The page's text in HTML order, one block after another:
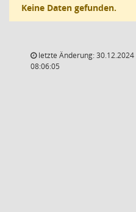
Keine Daten gefunden.
letzte Änderung: 30.12.2024
08:06:05